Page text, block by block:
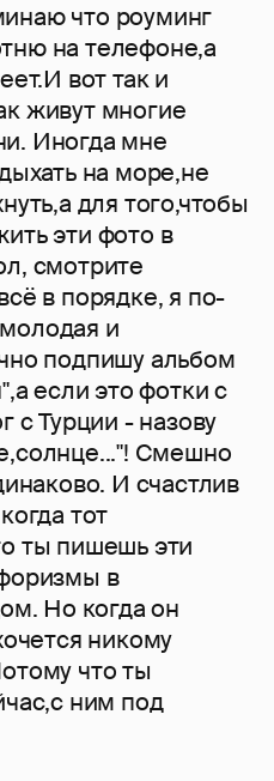
что роуминг
на телефоне,а
вот так и
живут многие
Иногда мне
на море,не
для того,чтобы
эти фото в
смотрите
в порядке, я по-
и
подпишу альбом
если это фотки с
с Турции - назову
Смешно
И счастлив
тот
ты пишешь эти
в
Но когда он
никому
что ты
ним под